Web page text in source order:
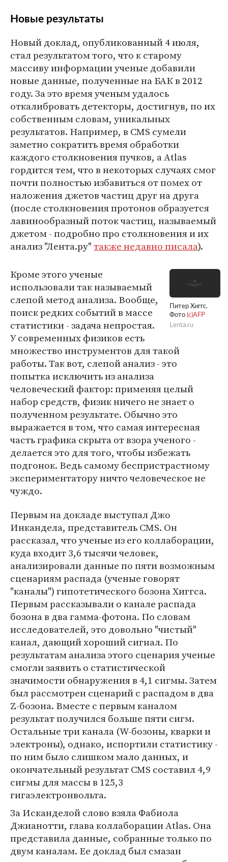
Новые результаты
Новый доклад, опубликованный 4 июля,
стал результатом того, что к старому
массиву информации ученые добавили
новые данные, полученные на БАК в 2012
году. За это время ученым удалось
откалибровать детекторы, достигнув, по их
собственным словам, уникальных
результатов. Например, в CMS сумели
заметно сократить время обработки
каждого столкновения пучков, а Atlas
гордится тем, что в некоторых случаях смог
почти полностью избавиться от помех от
наложения джетов частиц друг на друга
(после столкновения протонов образуется
лавинообразный поток частиц, называемый
джетом - подробно про столкновения и их
анализ "Лента.ру"также недавно писала).
Питер Хиггс.
Фото (c)AFP
Lenta.ru
Кроме этого ученые
использовали так называемый
слепой метод анализа. Вообще,
поиск редких событий в массе
статистики - задача непростая.
У современных физиков есть
множество инструментов для такой
работы. Так вот, слепой анализ - это
попытка исключить из анализа
человеческий фактор: применяя целый
набор средств, физик ничего не знает о
полученном результате. Обычно это
выражается в том, что самая интересная
часть графика скрыта от взора ученого -
делается это для того, чтобы избежать
подгонок. Ведь самому беспристрастному
экспериментатору ничто человеческое не
чуждо.
Первым на докладе выступал Джо
Инкандела, представитель CMS. Он
рассказал, что ученые из его коллаборации,
куда входит 3,6 тысячи человек,
анализировали данные по пяти возможным
сценариям распада (ученые говорят
"каналы") гипотетического бозона Хиггса.
Первым рассказывали о канале распада
бозона в два гамма-фотона. По словам
исследователей, это довольно "чистый"
канал, дающий хороший сигнал. По
результатам анализа этого сценария ученые
смогли заявить о статистической
значимости обнаружения в 4,1 сигмы. Затем
был рассмотрен сценарий с распадом в два
Z-бозона. Вместе с первым каналом
результат получился больше пяти сигм.
Остальные три канала (W-бозоны, кварки и
электроны), однако, испортили статистику -
по ним было слишком мало данных, и
окончательный результат CMS составил 4,9
сигмы для массы в 125,3
гигаэлектронвольта.
За Исканделой слово взяла Фабиола
Джианотти, глава коллаборации Atlas. Она
представила данные, собранные только по
двум каналам. Ее доклад был смазан